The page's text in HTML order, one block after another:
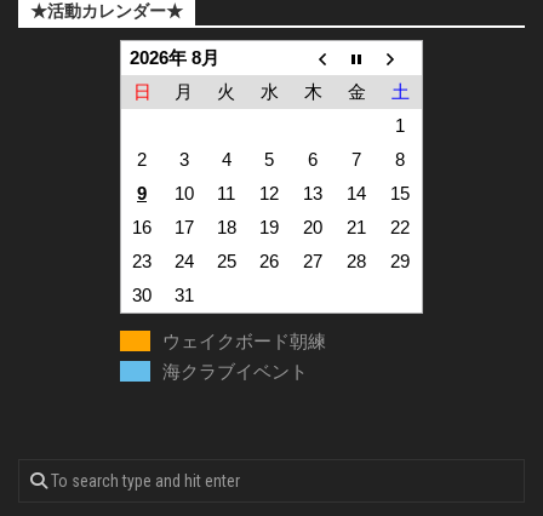
★活動カレンダー★
2026年 8月
日
月 火 水 木 金
土
1
2
3 4 5 6 7
8
9
10 11 12 13 14
15
16
17 18 19 20 21
22
23
24 25 26 27 28
29
30
31
ウェイクボード朝練
海クラブイベント